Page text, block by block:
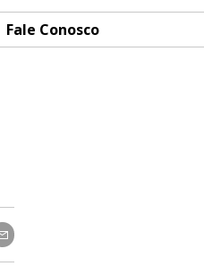
Fale Conosco